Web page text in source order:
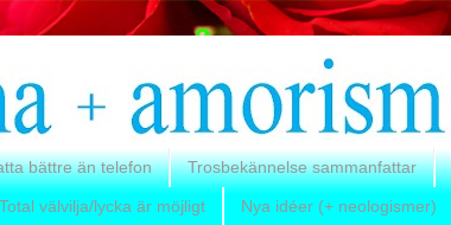
bättre än telefon Trosbekännelse sammanfattar
Total välvilja/lycka är möjligt Nya idéer (+ neologismer)